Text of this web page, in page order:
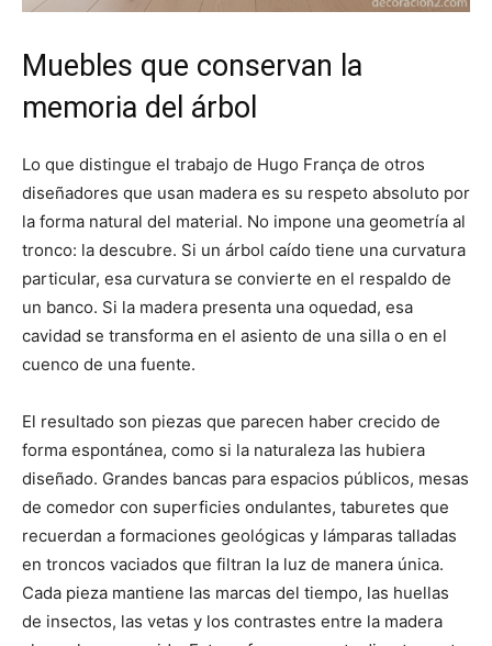
Muebles que conservan la
memoria del árbol
Lo que distingue el trabajo de Hugo França de otros
diseñadores que usan madera es su respeto absoluto por
la forma natural del material. No impone una geometría al
tronco: la descubre. Si un árbol caído tiene una curvatura
particular, esa curvatura se convierte en el respaldo de
un banco. Si la madera presenta una oquedad, esa
cavidad se transforma en el asiento de una silla o en el
cuenco de una fuente.
El resultado son piezas que parecen haber crecido de
forma espontánea, como si la naturaleza las hubiera
diseñado. Grandes bancas para espacios públicos, mesas
de comedor con superficies ondulantes, taburetes que
recuerdan a formaciones geológicas y lámparas talladas
en troncos vaciados que filtran la luz de manera única.
Cada pieza mantiene las marcas del tiempo, las huellas
de insectos, las vetas y los contrastes entre la madera